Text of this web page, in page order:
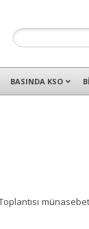
ile hizmet
BASINDA KSO